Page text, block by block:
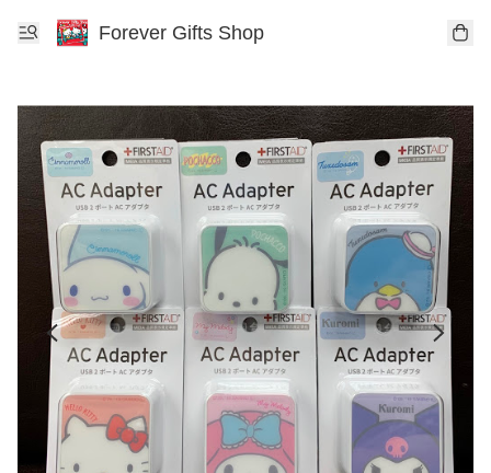
Forever Gifts Shop